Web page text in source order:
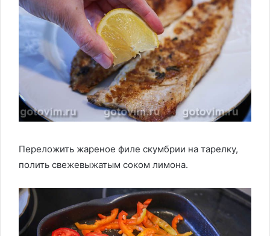
Переложить жареное филе скумбрии на тарелку,
полить свежевыжатым соком лимона.